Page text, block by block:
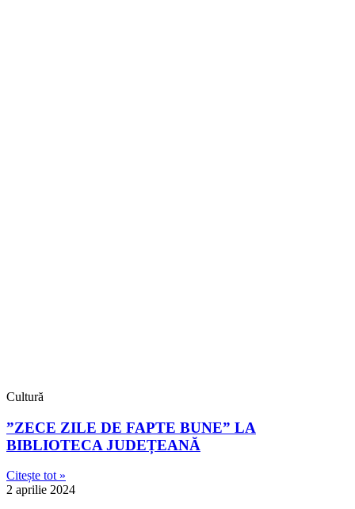
Cultură
”ZECE ZILE DE FAPTE BUNE” LA
BIBLIOTECA JUDEȚEANĂ
Citește tot »
2 aprilie 2024